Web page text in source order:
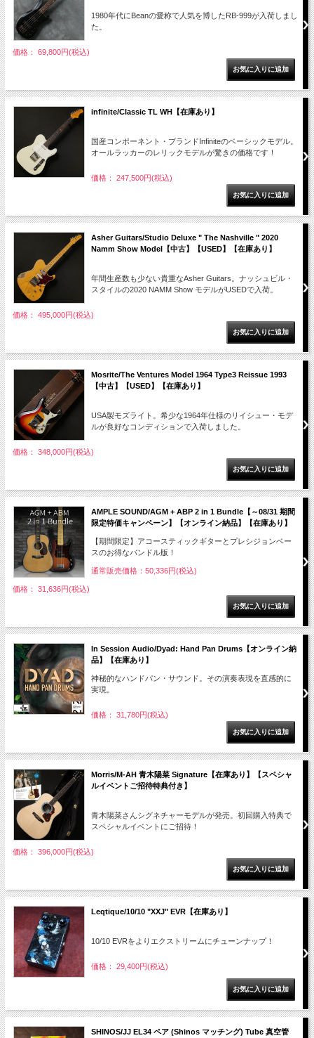
1980年代にBeanの愛称で人気を博したRB-999が入荷しまし
た。
価格： 69,800円(税込)
infinite/Classic TL WH【在庫あり】
国産コンポーネント・ブランドInfiniteのベーシックモデル。
オールラッカーのレリックモデルが驚きの価格です！
価格： 247,500円(税込)
Asher Guitars/Studio Deluxe " The Nashville " 2020
Namm Show Model【中古】【USED】【在庫あり】
年間生産数も少ない貴重なAsher Guitars。ナッシュビル・
スタイルの2020 NAMM Show モデルがUSEDで入荷。
価格： 495,000円(税込)
Mosrite/The Ventures Model 1964 Type3 Reissue 1993
【中古】【USED】【在庫あり】
USA製モズライト。希少な1964年仕様のリイシュー・モデ
ルが良好なコンディションで入荷しました。
価格： 348,000円(税込)
AMPLE SOUND/AGM + ABP 2 in 1 Bundle【～08/31 期間
限定特価キャンペーン】【オンライン納品】【在庫あり】
【期間限定】アコースティックギターとプレシジョンベー
スのお得なバンドル版！
通常販売価格：50,336円(税込)
価格： 31,636円(税込)
In Session Audio/Dyad: Hand Pan Drums【オンライン納
品】【在庫あり】
神秘的なハンドパン・サウンド。その演奏表現を直感的に
実現。
価格： 31,780円(税込)
Morris/M-AH 青木陽菜 Signature【在庫あり】【スペシャ
ルイベントご招待特典付き】
青木陽菜さんシグネチャーモデルが発売。初回購入特典で
スペシャルイベントにご招待！
価格： 396,000円(税込)
Leqtique/10/10 "XXJ" EVR【在庫あり】
10/10 EVRをよりエクストリームにチューンナップ！
価格： 29,400円(税込)
SHINOS/JJ EL34 ペア (Shinos マッチング) Tube 真空管